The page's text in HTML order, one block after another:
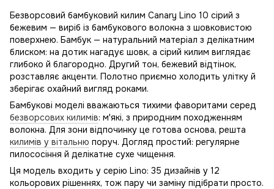
Безворсовий бамбуковий килим Canary Lino 10 сірий з
бежевим — виріб із бамбукового волокна з шовковистою
поверхнею. Бамбук — натуральний матеріал з делікатним
блиском: на дотик нагадує шовк, а сірий килим виглядає
глибоко й благородно. Другий тон, бежевий відтінок,
розставляє акценти. Полотно приємно холодить улітку й
зберігає охайний вигляд роками.
Бамбукові моделі вважаються тихими фаворитами серед
безворсових килимів: м'які, з природним походженням
волокна. Для зони відпочинку це готова основа, решта
килимів у вітальню поруч. Догляд простий: регулярне
пилососіння й делікатне сухе чищення.
Ця модель входить у серію Lino: 35 дизайнів у 12
кольорових рішеннях, тож пару чи заміну підібрати просто.